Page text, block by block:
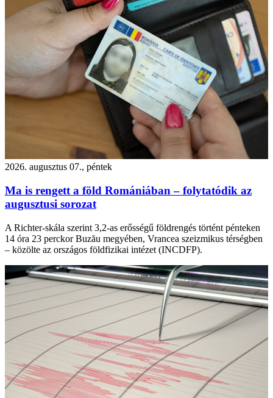
2026. augusztus 07., péntek
Ma is rengett a föld Romániában – folytatódik az
augusztusi sorozat
A Richter-skála szerint 3,2-as erősségű földrengés történt pénteken
14 óra 23 perckor Buzău megyében, Vrancea szeizmikus térségben
– közölte az országos földfizikai intézet (INCDFP).